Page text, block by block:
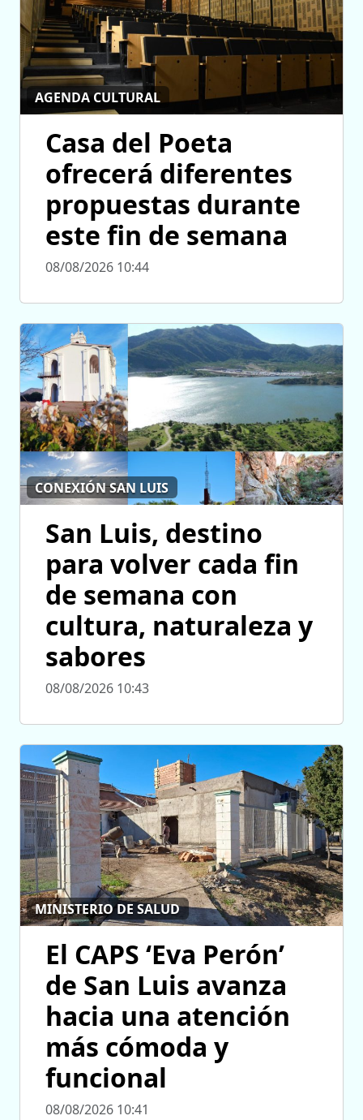
AGENDA CULTURAL
Casa del Poeta
ofrecerá diferentes
propuestas durante
este fin de semana
08/08/2026 10:44
CONEXIÓN SAN LUIS
San Luis, destino
para volver cada fin
de semana con
cultura, naturaleza y
sabores
08/08/2026 10:43
MINISTERIO DE SALUD
El CAPS ‘Eva Perón’
de San Luis avanza
hacia una atención
más cómoda y
funcional
08/08/2026 10:41